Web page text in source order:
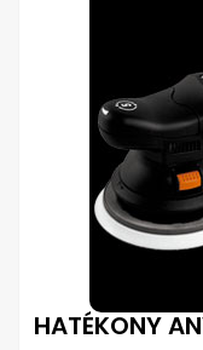
HATÉKONY